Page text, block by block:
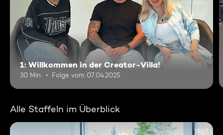
1: Willkommen in der Creator-Villa!
30 Min. Folge vom 07.04.2025
Alle Staffeln im Überblick